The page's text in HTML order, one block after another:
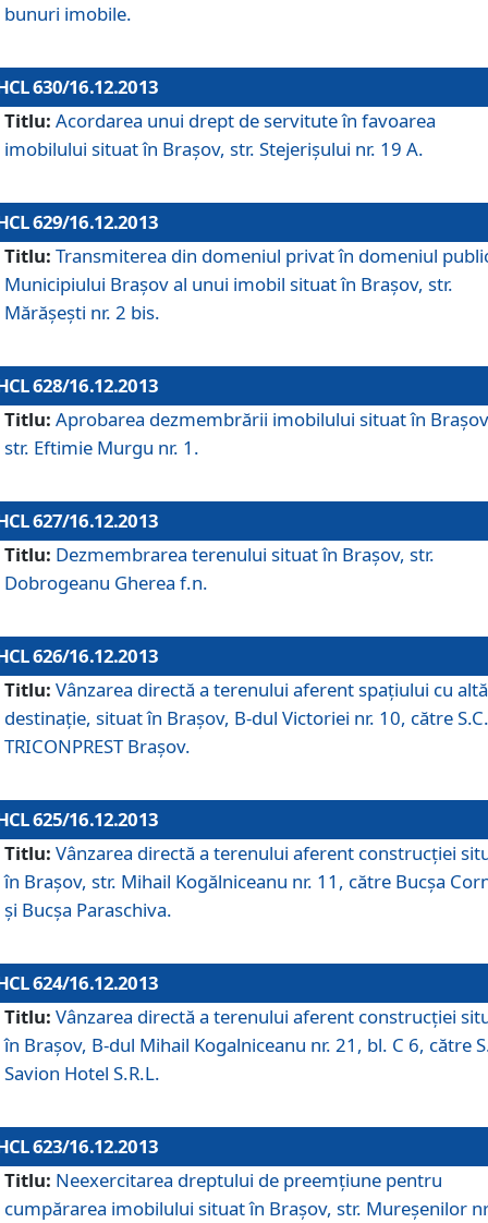
bunuri imobile.
630/16.12.2013
Titlu: Acordarea unui drept de servitute în favoarea
imobilului situat în Braşov, str. Stejerişului nr. 19 A.
629/16.12.2013
Titlu: Transmiterea din domeniul privat în domeniul
Municipiului Braşov al unui imobil situat în Braşov, str.
Mărăşeşti nr. 2 bis.
628/16.12.2013
Titlu: Aprobarea dezmembrării imobilului situat în
str. Eftimie Murgu nr. 1.
627/16.12.2013
Titlu: Dezmembrarea terenului situat în Braşov, str.
Dobrogeanu Gherea f.n.
626/16.12.2013
Titlu: Vânzarea directă a terenului aferent spaţiului cu altă
destinaţie, situat în Braşov, B-dul Victoriei nr. 10, către S.C.
TRICONPREST Braşov.
625/16.12.2013
Titlu: Vânzarea directă a terenului aferent construcţiei
în Braşov, str. Mihail Kogălniceanu nr. 11, către Bucşa
şi Bucşa Paraschiva.
624/16.12.2013
Titlu: Vânzarea directă a terenului aferent construcţiei
în Braşov, B-dul Mihail Kogalniceanu nr. 21, bl. C 6, către
Savion Hotel S.R.L.
623/16.12.2013
Titlu: Neexercitarea dreptului de preemţiune pentru
cumpărarea imobilului situat în Braşov, str. Mureşenilor